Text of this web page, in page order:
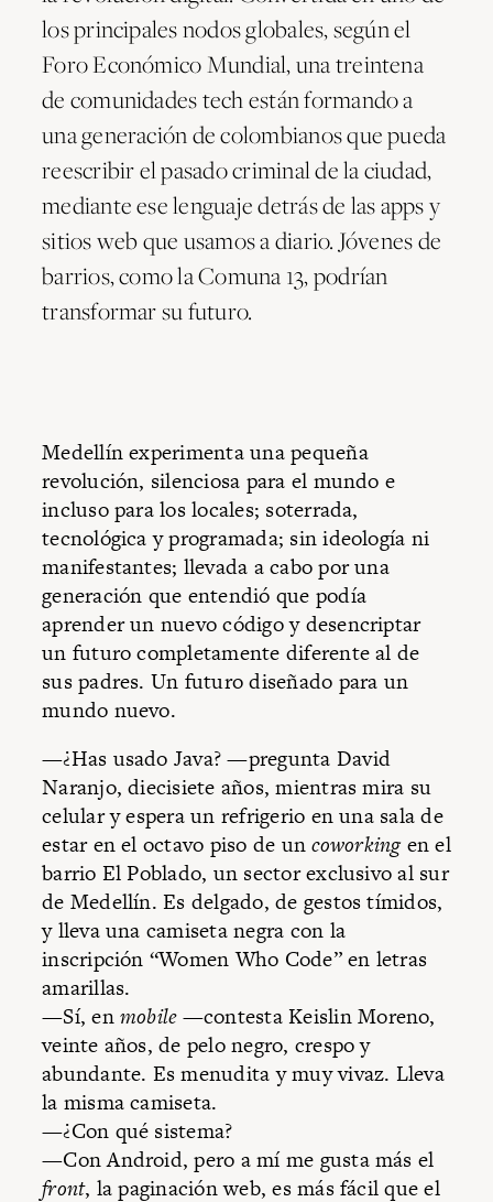
los principales nodos globales, según el
Foro Económico Mundial, una treintena
de comunidades tech están formando a
una generación de colombianos que pueda
reescribir el pasado criminal de la ciudad,
mediante ese lenguaje detrás de las apps y
sitios web que usamos a diario. Jóvenes de
barrios, como la Comuna 13, podrían
transformar su futuro.
Medellín experimenta una pequeña
revolución, silenciosa para el mundo e
incluso para los locales; soterrada,
tecnológica y programada; sin ideología ni
manifestantes; llevada a cabo por una
generación que entendió que podía
aprender un nuevo código y desencriptar
un futuro completamente diferente al de
sus padres. Un futuro diseñado para un
mundo nuevo.
—¿Has usado Java? —pregunta David
Naranjo, diecisiete años, mientras mira su
celular y espera un refrigerio en una sala de
estar en el octavo piso de uncoworkingen el
barrio El Poblado, un sector exclusivo al sur
de Medellín. Es delgado, de gestos tímidos,
y lleva una camiseta negra con la
inscripción “Women Who Code” en letras
amarillas.
—Sí, enmobile—contesta Keislin Moreno,
veinte años, de pelo negro, crespo y
abundante. Es menudita y muy vivaz. Lleva
la misma camiseta.
—¿Con qué sistema?
—Con Android, pero a mí me gusta más el
front, la paginación web, es más fácil que el